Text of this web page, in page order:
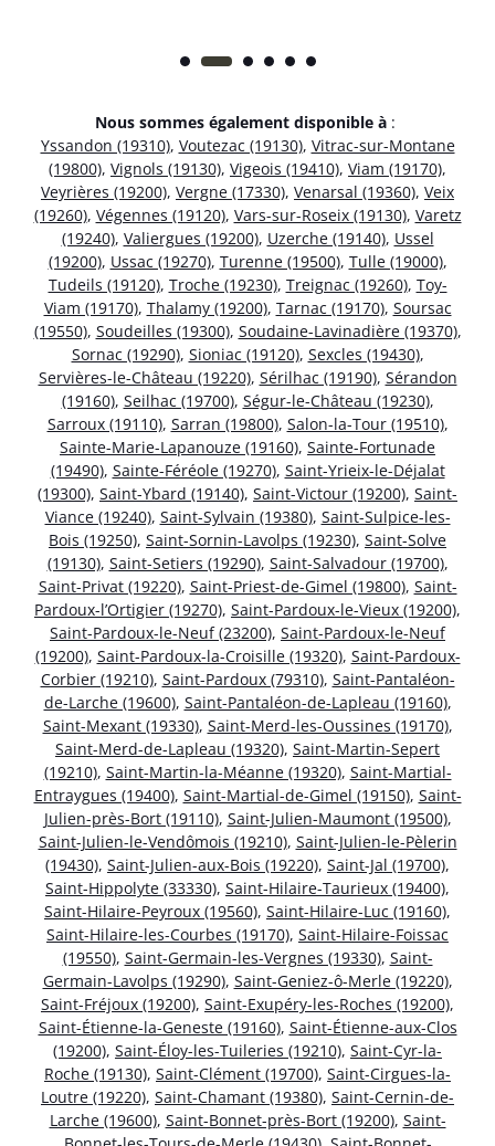
Nous sommes également disponible à :
Yssandon (19310), Voutezac (19130), Vitrac-sur-Montane
(19800), Vignols (19130), Vigeois (19410), Viam (19170),
Veyrières (19200), Vergne (17330), Venarsal (19360), Veix
(19260), Végennes (19120), Vars-sur-Roseix (19130), Varetz
(19240), Valiergues (19200), Uzerche (19140), Ussel
(19200), Ussac (19270), Turenne (19500), Tulle (19000),
Tudeils (19120), Troche (19230), Treignac (19260), Toy-
Viam (19170), Thalamy (19200), Tarnac (19170), Soursac
(19550), Soudeilles (19300), Soudaine-Lavinadière (19370),
Sornac (19290), Sioniac (19120), Sexcles (19430),
Servières-le-Château (19220), Sérilhac (19190), Sérandon
(19160), Seilhac (19700), Ségur-le-Château (19230),
Sarroux (19110), Sarran (19800), Salon-la-Tour (19510),
Sainte-Marie-Lapanouze (19160), Sainte-Fortunade
(19490), Sainte-Féréole (19270), Saint-Yrieix-le-Déjalat
(19300), Saint-Ybard (19140), Saint-Victour (19200), Saint-
Viance (19240), Saint-Sylvain (19380), Saint-Sulpice-les-
Bois (19250), Saint-Sornin-Lavolps (19230), Saint-Solve
(19130), Saint-Setiers (19290), Saint-Salvadour (19700),
Saint-Privat (19220), Saint-Priest-de-Gimel (19800), Saint-
Pardoux-l’Ortigier (19270), Saint-Pardoux-le-Vieux (19200),
Saint-Pardoux-le-Neuf (23200), Saint-Pardoux-le-Neuf
(19200), Saint-Pardoux-la-Croisille (19320), Saint-Pardoux-
Corbier (19210), Saint-Pardoux (79310), Saint-Pantaléon-
de-Larche (19600), Saint-Pantaléon-de-Lapleau (19160),
Saint-Mexant (19330), Saint-Merd-les-Oussines (19170),
Saint-Merd-de-Lapleau (19320), Saint-Martin-Sepert
(19210), Saint-Martin-la-Méanne (19320), Saint-Martial-
Entraygues (19400), Saint-Martial-de-Gimel (19150), Saint-
Julien-près-Bort (19110), Saint-Julien-Maumont (19500),
Saint-Julien-le-Vendômois (19210), Saint-Julien-le-Pèlerin
(19430), Saint-Julien-aux-Bois (19220), Saint-Jal (19700),
Saint-Hippolyte (33330), Saint-Hilaire-Taurieux (19400),
Saint-Hilaire-Peyroux (19560), Saint-Hilaire-Luc (19160),
Saint-Hilaire-les-Courbes (19170), Saint-Hilaire-Foissac
(19550), Saint-Germain-les-Vergnes (19330), Saint-
Germain-Lavolps (19290), Saint-Geniez-ô-Merle (19220),
Saint-Fréjoux (19200), Saint-Exupéry-les-Roches (19200),
Saint-Étienne-la-Geneste (19160), Saint-Étienne-aux-Clos
(19200), Saint-Éloy-les-Tuileries (19210), Saint-Cyr-la-
Roche (19130), Saint-Clément (19700), Saint-Cirgues-la-
Loutre (19220), Saint-Chamant (19380), Saint-Cernin-de-
Larche (19600), Saint-Bonnet-près-Bort (19200), Saint-